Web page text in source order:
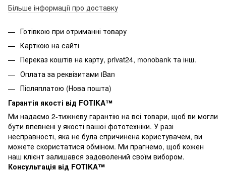
Більше інформації про доставку
Готівкою при отриманні товару
Карткою на сайті
Переказ коштів на карту, privat24, monobank та інш.
Оплата за реквізитами iBan
Післяплатою (Нова пошта)
Гарантія якості від FOTIKA™
Ми надаємо 2-тижневу гарантію на всі товари, щоб ви могли
бути впевнені у якості вашої фототехніки. У разі
несправності, яка не була спричинена користувачем, ви
можете скористатися обміном. Ми прагнемо, щоб кожен
наш клієнт залишався задоволений своїм вибором.
Консультація від FOTIKA™